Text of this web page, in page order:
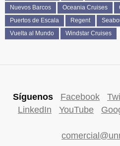
Nuevos Barcos
Oceania Cruises
Puertos de Escala
Regent
Vuelta al Mundo
Windstar Cruises
Síguenos Facebook
LinkedIn
YouTube